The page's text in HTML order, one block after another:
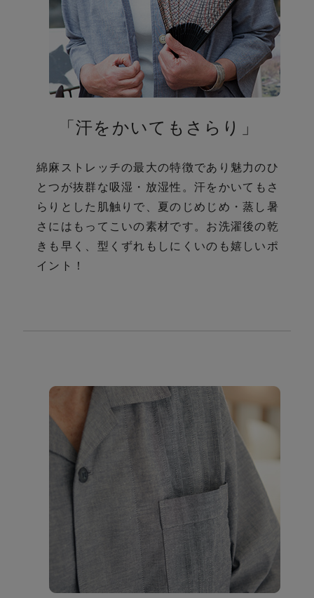
び
さ
「汗をかいてもさらり」
綿麻ストレッチの最大の特徴であり魅力のひ
とつが抜群な吸湿・放湿性。 汗をかいてもさ
らりとした肌触りで、夏のじめじめ・蒸し暑
さにはもってこいの素材です。お洗濯後の乾
きも早く、型くずれもしにくいのも嬉しいポ
イント！